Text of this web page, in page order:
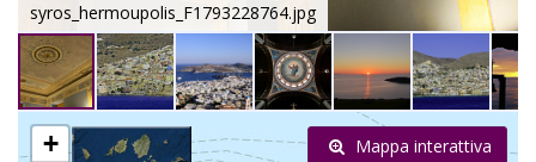
syros_hermoupolis_F1793228764.jpg
+ Mappa interattiva